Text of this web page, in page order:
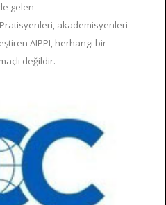
gelen
akademisyenleri
AIPPI, herhangi bir
değildir.